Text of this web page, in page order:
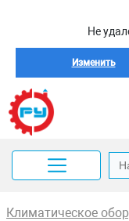
Не
Изменить
Климатическое